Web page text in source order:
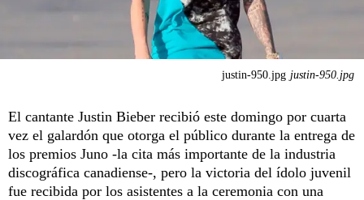
justin-950.jpg justin-950.jpg
El cantante Justin Bieber recibió este domingo por cuarta
vez el galardón que otorga el público durante la entrega de
los premios Juno -la cita más importante de la industria
discográfica canadiense-, pero la victoria del ídolo juvenil
fue recibida por los asistentes a la ceremonia con una